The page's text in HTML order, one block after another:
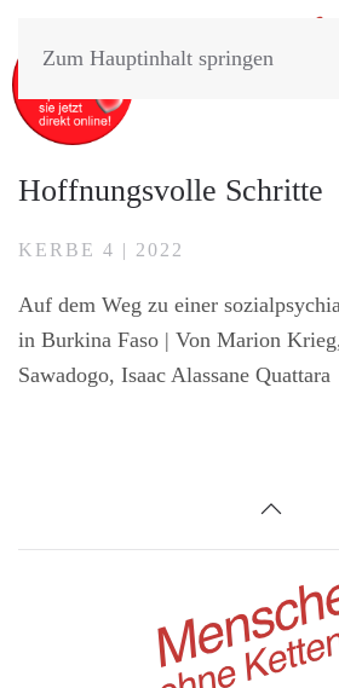
Zum Hauptinhalt springen
Hoffnungsvolle Schritte
KERBE 4 | 2022
Auf dem Weg zu einer
in Burkina Faso | Von Marion
Sawadogo, Isaac Alassane Quattara